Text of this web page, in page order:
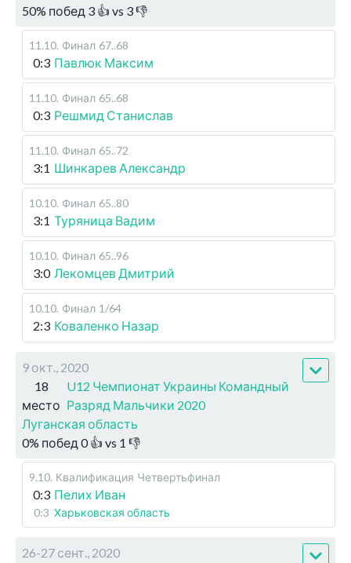
50% побед 3 👍 vs 3👎
11.10. Финал 67..68
0:3 Павлюк Максим
11.10. Финал 65..68
0:3 Решмид Станислав
11.10. Финал 65..72
3:1 Шинкарев Александр
10.10. Финал 65..80
3:1 Туряница Вадим
10.10. Финал 65..96
3:0 Лекомцев Дмитрий
10.10. Финал 1/64
2:3 Коваленко Назар
9 окт., 2020
18
место
U12 Чемпионат Украины Командный
Разряд Мальчики 2020
Луганская область
0% побед 0👍 vs 1 👎
9.10. Квалификация Четвертьфинал
0:3 Пелих Иван
0:3 Харьковская область
26-27 сент., 2020